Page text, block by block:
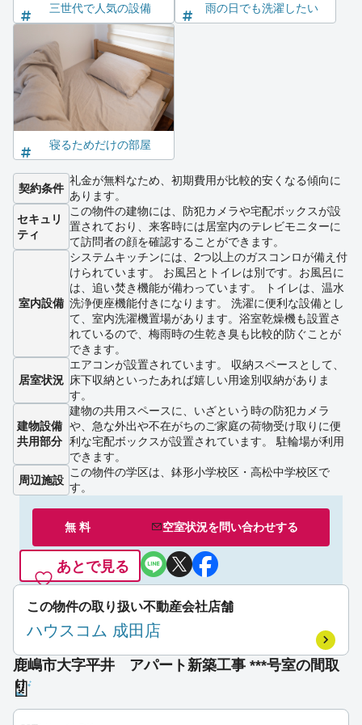
三世代で人気の設備 雨の日でも洗濯したい
寝るためだけの部屋
契約条件
礼金が無料なため、初期費用が比較的安くなる傾向に
あります。
セキュリ
ティ
この物件の建物には、防犯カメラや宅配ボックスが設
置されており、来客時には居室内のテレビモニターに
て訪問者の顔を確認することができます。
室内設備
システムキッチンには、2つ以上のガスコンロが備え付
けられています。 お風呂とトイレは別です。お風呂に
は、追い焚き機能が備わっています。 トイレは、温水
洗浄便座機能付きになります。 洗濯に便利な設備とし
て、室内洗濯機置場があります。浴室乾燥機も設置さ
れているので、梅雨時の生乾き臭も比較的防ぐことが
できます。
居室状況
エアコンが設置されています。 収納スペースとして、
床下収納といったあれば嬉しい用途別収納がありま
す。
建物設備
共用部分
建物の共用スペースに、いざという時の防犯カメラ
や、急な外出や不在がちのご家庭の荷物受け取りに便
利な宅配ボックスが設置されています。 駐輪場が利用
できます。
周辺施設
この物件の学区は、鉢形小学校区・高松中学校区で
す。
無 料 空室状況を問い合わせする
あとで見る
この物件の取り扱い不動産会社店舗
ハウスコム 成田店
鹿嶋市大字平井 アパート新築工事 ***号室の間取
り